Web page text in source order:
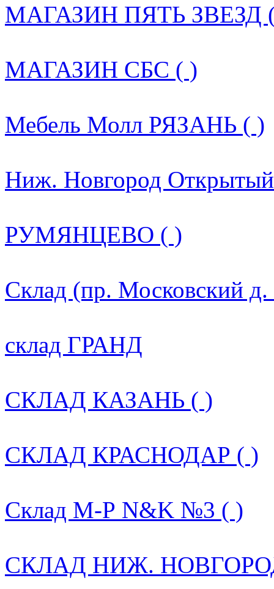
МАГАЗИН ПЯТЬ ЗВЕЗД
МАГАЗИН СБС ( )
Мебель Молл РЯЗАНЬ ( )
Ниж. Новгород
РУМЯНЦЕВО ( )
Склад (пр. Московский д.
склад ГРАНД
СКЛАД КАЗАНЬ ( )
СКЛАД КРАСНОДАР ( )
Склад М-Р N&K №3 ( )
СКЛАД НИЖ.